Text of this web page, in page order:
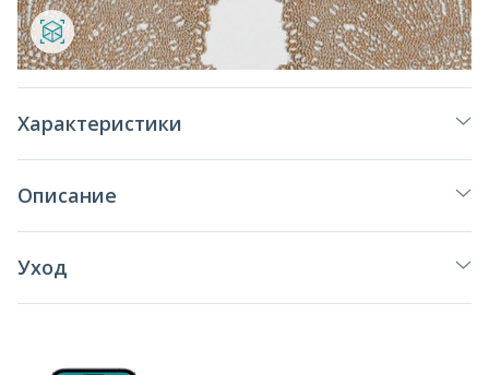
Характеристики
Описание
Уход